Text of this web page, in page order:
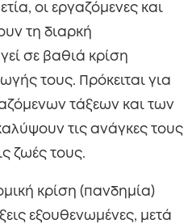
οι εργαζόμενες και
τη διαρκή
σε βαθιά κρίση
τους. Πρόκειται για
τάξεων και των
τις ανάγκες τους
ζωές τους.
κρίση (πανδημία)
εξουθενωμένες, μετά